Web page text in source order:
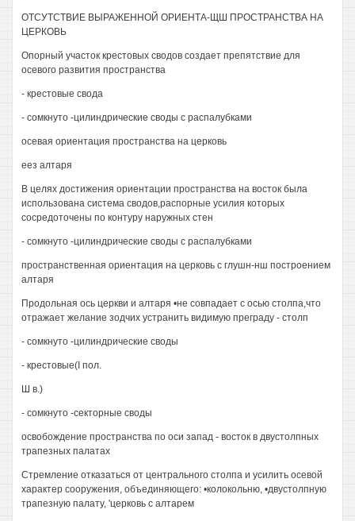
ОТСУТСТВИЕ ВЫРАЖЕННОЙ ОРИЕНТА-ЩШ ПРОСТРАНСТВА НА
ЦЕРКОВЬ
Опорный участок крестовых сводов создает препятствие для
осевого развития пространства
- крестовые свода
- сомкнуто -цилиндрические своды с распалубками
осевая ориентация пространства на церковь
еез алтаря
В целях достижения ориентации пространства на восток была
использована система сводов,распорные усилия которых
сосредоточены по контуру наружных стен
- сомкнуто -цилиндрические своды с распалубками
пространственная ориентация на церковь с глушн-нш построением
алтаря
Продольная ось церкви и алтаря •не совпадает с осью столпа,что
отражает желание зодчих устранить видимую преграду - столп
- сомкнуто -цилиндрические своды
- крестовые(I пол.
Ш в.)
- сомкнуто -секторные своды
освобождение пространства по оси запад - восток в двустолпных
трапезных палатах
Стремление отказаться от центрального столпа и усилить осевой
характер сооружения, объединяющего: •колокольню, •двустолпную
трапезную палату, 'церковь с алтарем